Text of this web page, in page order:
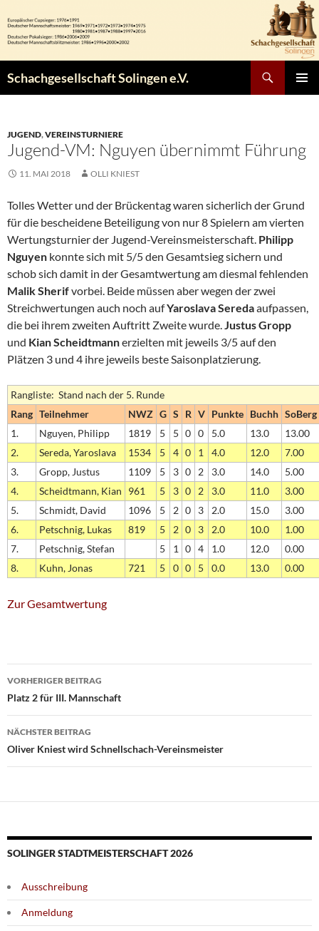
Inhalt
springen
Schachgesellschaft Solingen e.V.
JUGEND,VEREINSTURNIERE
Jugend-VM: Nguyen übernimmt Führung
11. MAI 2018 OLLI KNIEST
Tolles Wetter und der Brückentag waren sicherlich der Grund
für die bescheidene Beteiligung von nur 8 Spielern am vierten
Wertungsturnier der Jugend-Vereinsmeisterschaft. Philipp
Nguyen konnte sich mit 5/5 den Gesamtsieg sichern und
schob sich damit in der Gesamtwertung am diesmal fehlenden
Malik Sherifvorbei. Beide müssen aber wegen der zwei
Streichwertungen auch noch aufYaroslava Seredaaufpassen,
die bei ihrem zweiten Auftritt Zweite wurde.Justus Gropp
und Kian Scheidtmannerzielten mit jeweils 3/5 auf den
Plätzen 3 und 4 ihre jeweils beste Saisonplatzierung.
Rangliste: Stand nach der 5. Runde
Rang Teilnehmer NWZ G S R V Punkte Buchh SoBerg
1.
Nguyen, Philipp 1819 5 5 0 0 5.0 13.0
13.00
2.
Sereda, Yaroslava 1534 5 4 0 1 4.0 12.0
7.00
3.
Gropp, Justus 1109 5 3 0 2 3.0 14.0
5.00
4.
Scheidtmann, Kian 961 5 3 0 2 3.0 11.0
3.00
5.
Schmidt, David 1096 5 2 0 3 2.0 15.0
3.00
6.
Petschnig, Lukas 819 5 2 0 3 2.0 10.0
1.00
7.
Petschnig, Stefan 5 1 0 4 1.0 12.0
0.00
8.
Kuhn, Jonas 721 5 0 0 5 0.0 13.0 0.00
Zur Gesamtwertung
Beitragsnavigation
VORHERIGER BEITRAG
Platz 2 für III. Mannschaft
NÄCHSTER BEITRAG
Oliver Kniest wird Schnellschach-Vereinsmeister
SOLINGER STADTMEISTERSCHAFT 2026
Ausschreibung
Anmeldung